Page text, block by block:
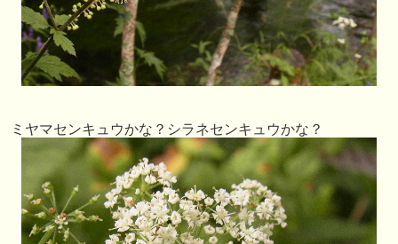
ミヤマセンキュウかな？シラネセンキュウかな？